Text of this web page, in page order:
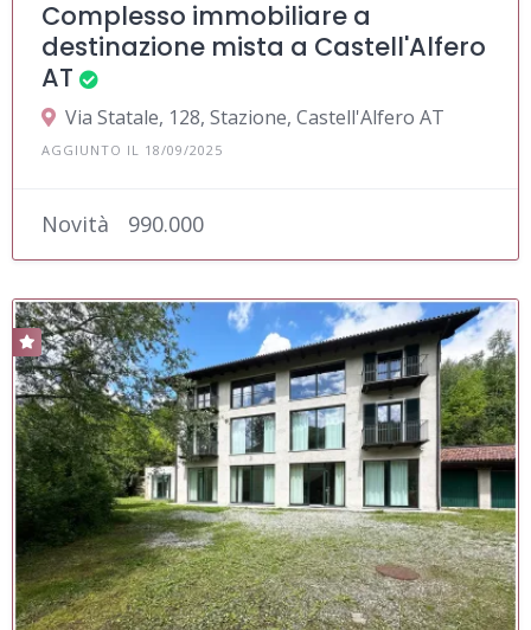
Complesso immobiliare a
destinazione mista a Castell'Alfero
AT
Via Statale, 128, Stazione, Castell'Alfero AT
AGGIUNTO IL 18/09/2025
Novità 990.000